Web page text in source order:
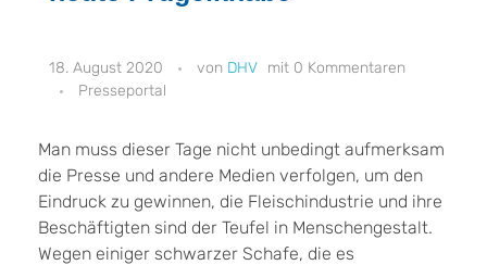
18. August 2020 DHV
0 Kommentaren
Presseportal
Man muss dieser Tage nicht unbedingt aufmerksam
die Presse und andere Medien verfolgen, um den
Eindruck zu gewinnen, die Fleischindustrie und ihre
Beschäftigten sind der Teufel in Menschengestalt.
Wegen einiger schwarzer Schafe, die es